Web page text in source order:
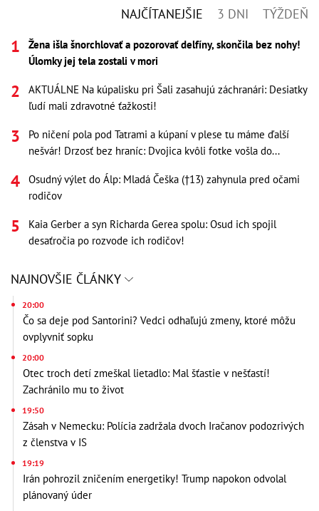
NAJČÍTANEJŠIE 3 DNI TÝŽDEŇ
Žena išla šnorchlovať a pozorovať delfíny, skončila bez nohy!
Úlomky jej tela zostali v mori
AKTUÁLNE Na kúpalisku pri Šali zasahujú záchranári: Desiatky
ľudí mali zdravotné ťažkosti!
Po ničení pola pod Tatrami a kúpaní v plese tu máme ďalší
nešvár! Drzosť bez hraníc: Dvojica kvôli fotke vošla do...
Osudný výlet do Álp: Mladá Češka (†13) zahynula pred očami
rodičov
Kaia Gerber a syn Richarda Gerea spolu: Osud ich spojil
desaťročia po rozvode ich rodičov!
NAJNOVŠIE ČLÁNKY
20:00
Čo sa deje pod Santorini? Vedci odhaľujú zmeny, ktoré môžu
ovplyvniť sopku
20:00
Otec troch detí zmeškal lietadlo: Mal šťastie v nešťastí!
Zachránilo mu to život
19:50
Zásah v Nemecku: Polícia zadržala dvoch Iračanov podozrivých
z členstva v IS
19:19
Irán pohrozil zničením energetiky! Trump napokon odvolal
plánovaný úder